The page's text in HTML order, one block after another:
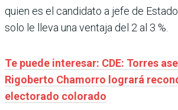
quien es el candidato a jefe de
solo le lleva una ventaja del 2 al 3 %.
Te puede interesar: CDE: Torres
Rigoberto Chamorro logrará
electorado colorado